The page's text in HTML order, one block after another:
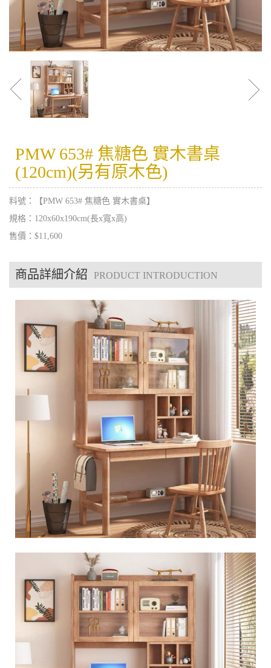
PMW 653# 焦糖色 實木書桌
(120cm)(另有原木色)
料號：【PMW 653# 焦糖色 實木書桌】
規格：120x60x190cm(長x寬x高)
售價：$11,600
商品詳細介紹 PRODUCT INTRODUCTION